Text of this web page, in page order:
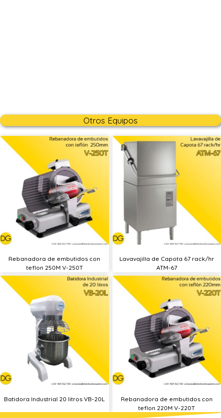
Otros Equipos
Rebanadora de embutidos con
teflon 250M V-250T
Lavavajilla de Capota 67 rack/hr
ATM-67
Batidora Industrial 20 litros VB-20L
Rebanadora de embutidos con
teflon 220M V-220T